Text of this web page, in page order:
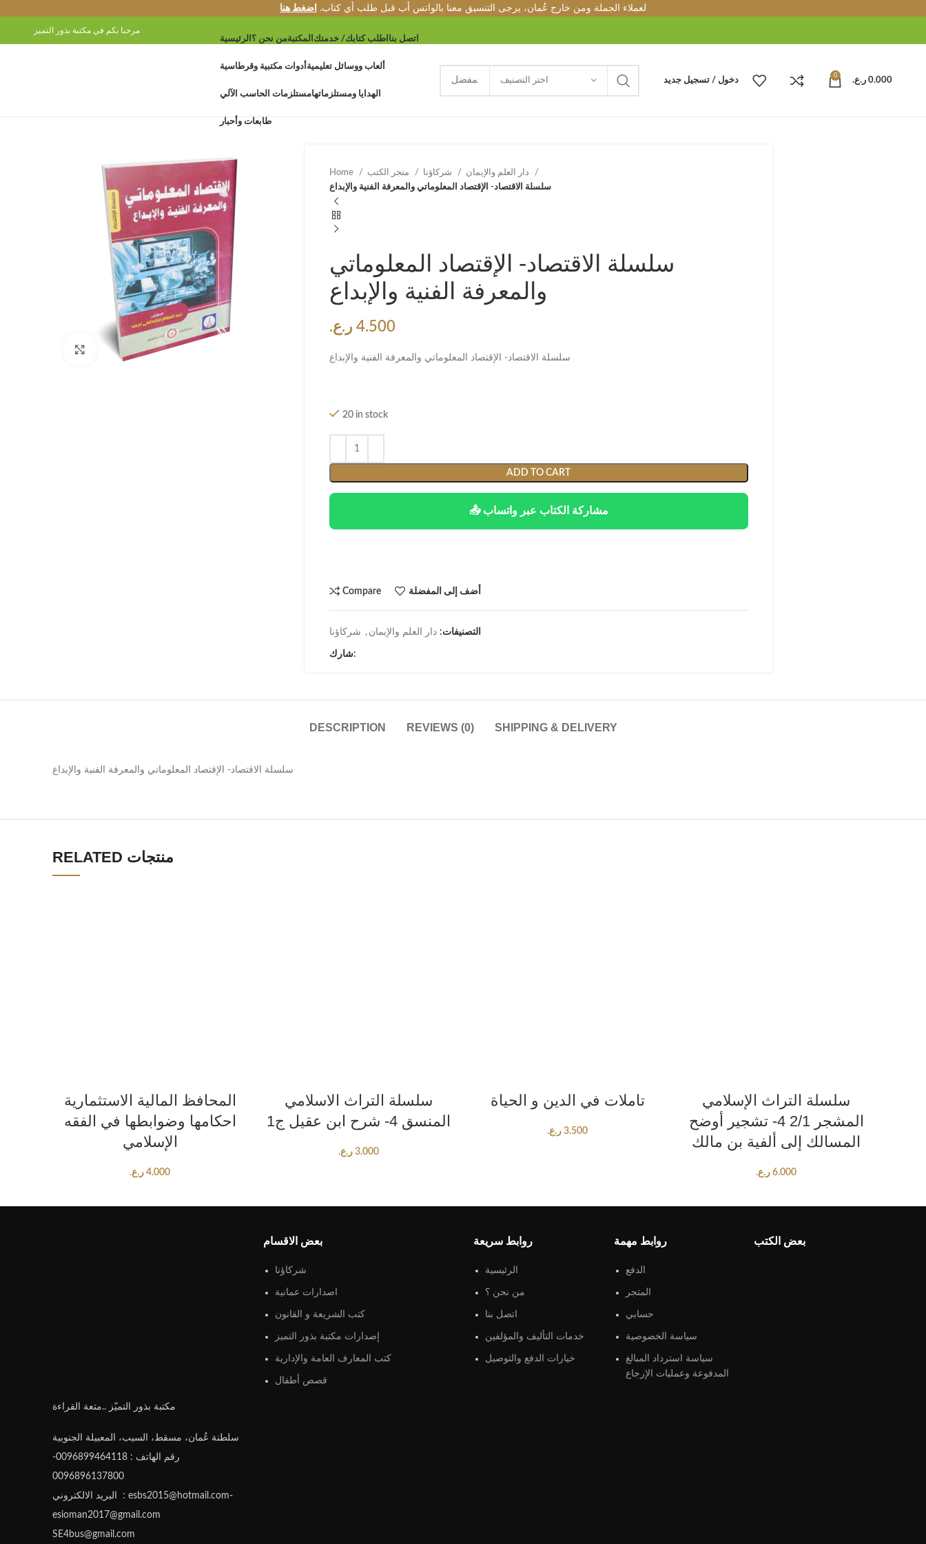
لعملاء الجملة ومن خارج عُمان، يرجى التنسيق معنا بالواتس أب قبل طلب أي كتاب. اضغط هنا
مرحبا بكم في مكتبة بذور التميز
الرئيسية من نحن ؟المكتبة اطلب كتابك/ خدمتك اتصل بنا
أدوات مكتبية وقرطاسية ألعاب ووسائل تعليمية
مستلزمات الحاسب الآليالهدايا ومستلزماتها
طابعات وأحبار
اختر التصنيف دخول / تسجيل جديد
0
0.000 ر.ع.
Click to enlarge
Home
سلسلة الاقتصاد- الإقتصاد المعلوماتي والمعرفة الفنية والإبداع
سلسلة الاقتصاد- الإقتصاد المعلوماتي
والمعرفة الفنية والإبداع
4.500 ر.ع.
سلسلة الاقتصاد- الإقتصاد المعلوماتي والمعرفة الفنية والإبداع
20 in stock
ADD TO CART
📤 مشاركة الكتاب عبر واتساب
Compare أضف إلى المفضلة
التصنيفات: دار العلم والإيمان , شركاؤنا
شارك:
DESCRIPTION REVIEWS (0) SHIPPING & DELIVERY
سلسلة الاقتصاد- الإقتصاد المعلوماتي والمعرفة الفنية والإبداع
RELATED منتجات
المحافظ المالية الاستثمارية
احكامها وضوابطها في الفقه
الإسلامي
4.000 ر.ع.
سلسلة التراث الاسلامي
المنسق 4- شرح ابن عقيل ج1
3.000 ر.ع.
تاملات في الدين و الحياة
3.500 ر.ع.
سلسلة التراث الإسلامي
المشجر 2/1 4- تشجير أوضح
المسالك إلى ألفية بن مالك
6.000 ر.ع.
مكتبة بذور التميّز ..متعة القراءة
سلطنة عُمان، مسقط، السيب، المعبيلة الجنوبية
رقم الهاتف : 0096899464118-
0096896137800
البريد الالكتروني : esbs2015@hotmail.com-
esioman2017@gmail.com
SE4bus@gmail.com
بعض الاقسام
شركاؤنا
اصدارات عمانية
كتب الشريعة و القانون
إصدارات مكتبة بذور التميز
كتب المعارف العامة والإدارية
قصص أطفال
روابط سريعة
الرئيسية
من نحن ؟
اتصل بنا
خدمات التأليف والمؤلفين
خيارات الدفع والتوصيل
روابط مهمة
الدفع
المتجر
حسابي
سياسة الخصوصية
سياسة استرداد المبالغ
المدفوعة وعمليات الإرجاع
بعض الكتب